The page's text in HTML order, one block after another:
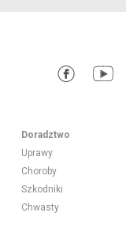
jak marchew,
włączyć do
z
Doradztwo
Uprawy
Choroby
Szkodniki
Chwasty